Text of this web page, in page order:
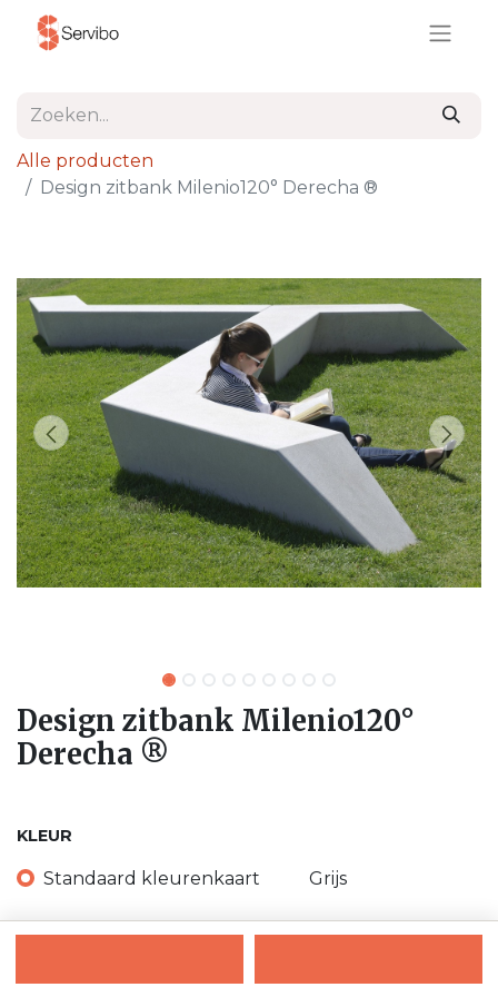
Alle producten
Design zitbank Milenio120° Derecha ®
Design zitbank Milenio120°
Derecha ®
KLEUR
Standaard kleurenkaart Grijs
Donker grijs Zwart Wit Beige